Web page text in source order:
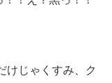
けじゃくすみ、ク